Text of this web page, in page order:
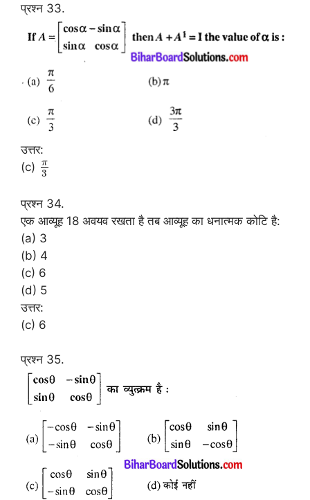
प्रश्न 33.
उत्तर:
(c)
π
3
प्रश्न 34.
एक आव्यूह 18 अवयव रखता है तब आव्यूह का धनात्मक कोटि है:
(a) 3
(b) 4
(c) 6
(d) 5
उत्तर:
(c) 6
प्रश्न 35.